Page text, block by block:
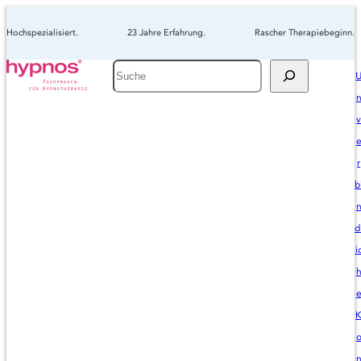
Hochspezialisiert. 23 Jahre Erfahrung. Rascher Therapiebeginn.
Suche
n
v
e
r
n
h
e
o
n